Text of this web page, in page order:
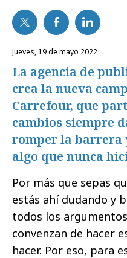
jueves, 19 de mayo 2022
La agencia de
crea la nueva
Carrefour, que
cambios siempre
romper la barrera
algo que nunca
Por más que sepas
estás ahí dudando y
todos los
convenzan de hacer
hacer. Por eso, para